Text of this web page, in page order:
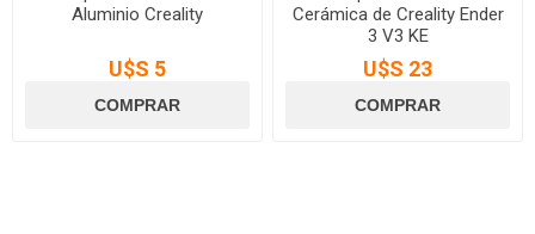
Aluminio Creality
U$S 5
Cerámica de Creality Ender
3 V3 KE
U$S 23